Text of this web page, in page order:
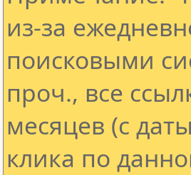
из-за
поисковыми
проч., все
месяцев (с
клика по